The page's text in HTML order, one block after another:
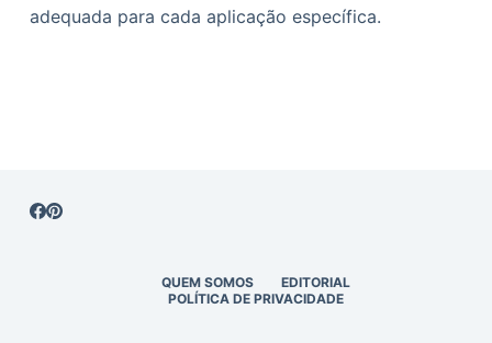
adequada para cada aplicação específica.
QUEM SOMOS
EDITORIAL
POLÍTICA DE PRIVACIDADE